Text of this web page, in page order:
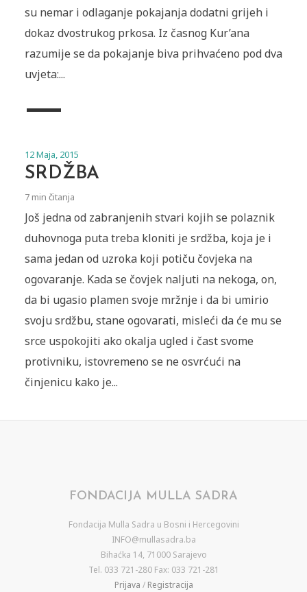
su nemar i odlaganje pokajanja dodatni grijeh i
dokaz dvostrukog prkosa. Iz časnog Kur’ana
razumije se da pokajanje biva prihvaćeno pod dva
uvjeta:...
12 Maja, 2015
SRDŽBA
7 min čitanja
Još jedna od zabranjenih stvari kojih se polaznik
duhovnoga puta treba kloniti je srdžba, koja je i
sama jedan od uzroka koji potiču čovjeka na
ogovaranje. Kada se čovjek naljuti na nekoga, on,
da bi ugasio plamen svoje mržnje i da bi umirio
svoju srdžbu, stane ogovarati, misleći da će mu se
srce uspokojiti ako okalja ugled i čast svome
protivniku, istovremeno se ne osvrćući na
činjenicu kako je...
FONDACIJA MULLA SADRA
Fondacija Mulla Sadra u Bosni i Hercegovini
INFO@mullasadra.ba
Bihaćka 14, 71000 Sarajevo
Tel. 033 721-280 Fax: 033 721-281
Prijava / Registracija